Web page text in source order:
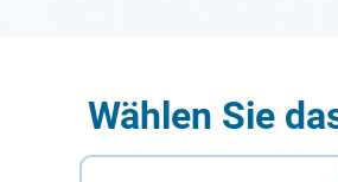
Wählen Sie